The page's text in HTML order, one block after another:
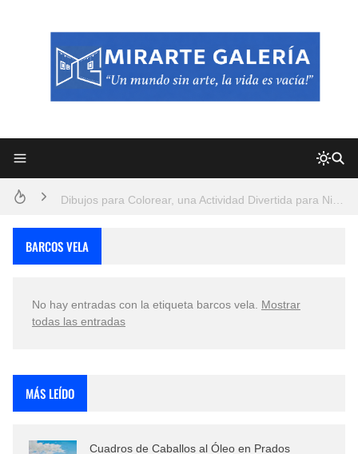
San Valentín Dibujos a Lápiz del 14 de Febrero
BARCOS VELA
No hay entradas con la etiqueta barcos vela
Mostrar
todas las entradas
MÁS LEÍDO
Cuadros de Caballos al Óleo en Prados